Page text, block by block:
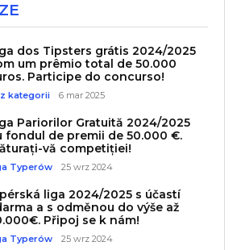
dos Tipsters grátis 2024/2025
um prêmio total de 50.000
Participe do concurso!
kategorii 6 mar 2025
Pariorilor Gratuită 2024/2025
fondul de premii de 50.000 €.
vă competiției!
Typerów 25 wrz 2024
liga 2024/2025 s účastí
a s odměnou do výše až
Připoj se k nám!
Typerów 25 wrz 2024